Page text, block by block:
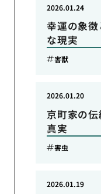
幸運の象
な現実
2026.01.24
害獣
京町家の
真実
2026.01.20
害虫
2026.01.19